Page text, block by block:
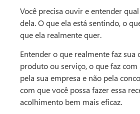
Você precisa ouvir e entender
dela. O que ela está sentindo, o
que ela realmente quer.
Entender o que realmente faz sua
produto ou serviço, o que faz com
pela sua empresa e não pela
com que você possa fazer essa
acolhimento bem mais eficaz.